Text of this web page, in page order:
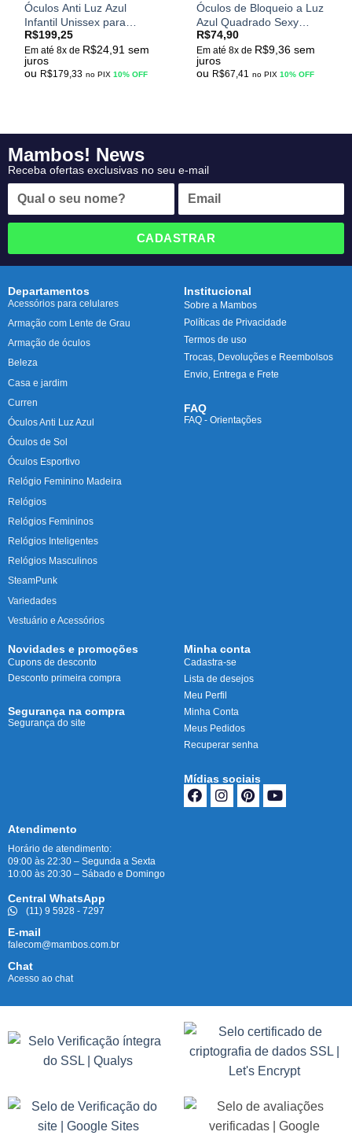
Óculos Anti Luz Azul
Infantil Unissex para
Computador, Tvs e
Celulares tr90 Zilead
R$199,25
Em até 8x de R$24,91 sem
juros
ou R$179,33 no PIX10% OFF
Óculos de Bloqueio a Luz
Azul Quadrado Sexy
Vintage com Proteção
UV400 Para Leitura,
Computadores ou Celular
–
R$74,90
Em até 8x de R$9,36 sem
juros
ou R$67,41 no PIX10% OFF
Mambos! News
Receba ofertas exclusivas no seu e-mail
CADASTRAR
Departamentos
Acessórios para celulares
Armação com Lente de Grau
Armação de óculos
Beleza
Casa e jardim
Curren
Óculos Anti Luz Azul
Óculos de Sol
Óculos Esportivo
Relógio Feminino Madeira
Relógios
Relógios Femininos
Relógios Inteligentes
Relógios Masculinos
SteamPunk
Variedades
Vestuário e Acessórios
Institucional
Sobre a Mambos
Políticas de Privacidade
Termos de uso
Trocas, Devoluções e Reembolsos
Envio, Entrega e Frete
FAQ
FAQ - Orientações
Novidades e promoções
Cupons de desconto
Desconto primeira compra
Segurança na compra
Segurança do site
Minha conta
Cadastra-se
Lista de desejos
Meu Perfil
Minha Conta
Meus Pedidos
Recuperar senha
Mídias sociais
Atendimento
Horário de atendimento:
09:00 às 22:30 – Segunda a Sexta
10:00 às 20:30 – Sábado e Domingo
Central WhatsApp
(11) 9 5928 - 7297
E-mail
falecom@mambos.com.br
Chat
Acesso ao chat